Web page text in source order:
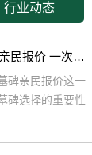
行业动态
“中华永久陵园入门款墓碑亲民报价 一次性付清享折上折：超值优惠与便捷选择的完美结合”
碑亲民报价这一
碑选择的重要性
碑不仅是对逝者